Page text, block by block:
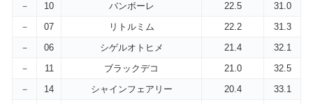
－
10 バンボーレ 22.5
31.0
－
07 リトルミム 22.2
31.3
－
06 シゲルオトヒメ 21.4
32.1
－
11 ブラックデコ 21.0
32.5
－
14 シャインフェアリー 20.4
33.1